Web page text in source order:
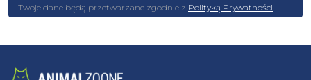
Twoje dane będą przetwarzane zgodnie z Polityką Prywatności